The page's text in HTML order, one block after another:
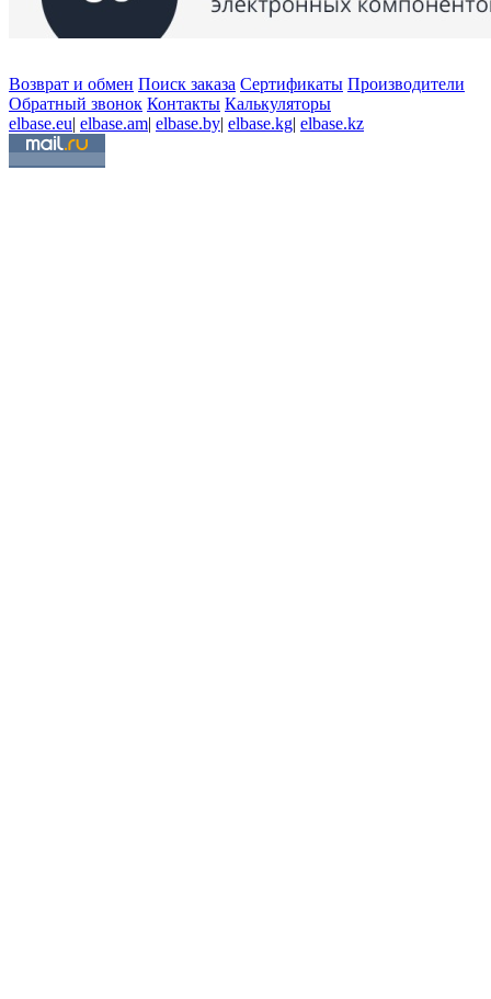
Возврат и обмен Поиск заказа Сертификаты Производители
Обратный звонок Контакты Калькуляторы
elbase.eu| elbase.am| elbase.by| elbase.kg| elbase.kz